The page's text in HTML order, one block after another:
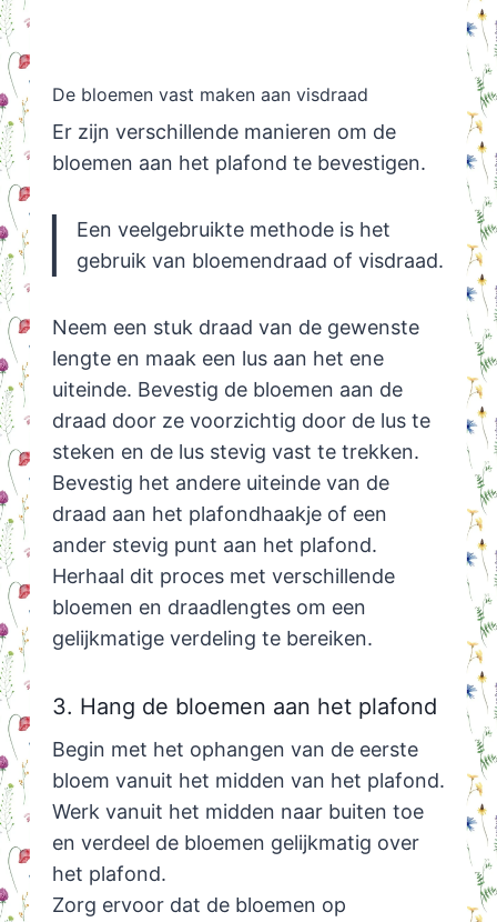
De bloemen vast maken aan visdraad
Er zijn verschillende manieren om de
bloemen aan het plafond te bevestigen.
Een veelgebruikte methode is het
gebruik van bloemendraad of visdraad.
Neem een stuk draad van de gewenste
lengte en maak een lus aan het ene
uiteinde. Bevestig de bloemen aan de
draad door ze voorzichtig door de lus te
steken en de lus stevig vast te trekken.
Bevestig het andere uiteinde van de
draad aan het plafondhaakje of een
ander stevig punt aan het plafond.
Herhaal dit proces met verschillende
bloemen en draadlengtes om een
gelijkmatige verdeling te bereiken.
3. Hang de bloemen aan het plafond
Begin met het ophangen van de eerste
bloem vanuit het midden van het plafond.
Werk vanuit het midden naar buiten toe
en verdeel de bloemen gelijkmatig over
het plafond.
Zorg ervoor dat de bloemen op